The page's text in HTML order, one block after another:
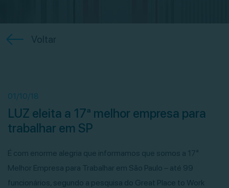
Voltar
01/10/18
LUZ eleita a 17ª melhor empresa para
trabalhar em SP
É com enorme alegria que informamos que somos a 17ª
Melhor Empresa para Trabalhar em São Paulo – até 99
funcionários, segundo a pesquisa do Great Place to Work